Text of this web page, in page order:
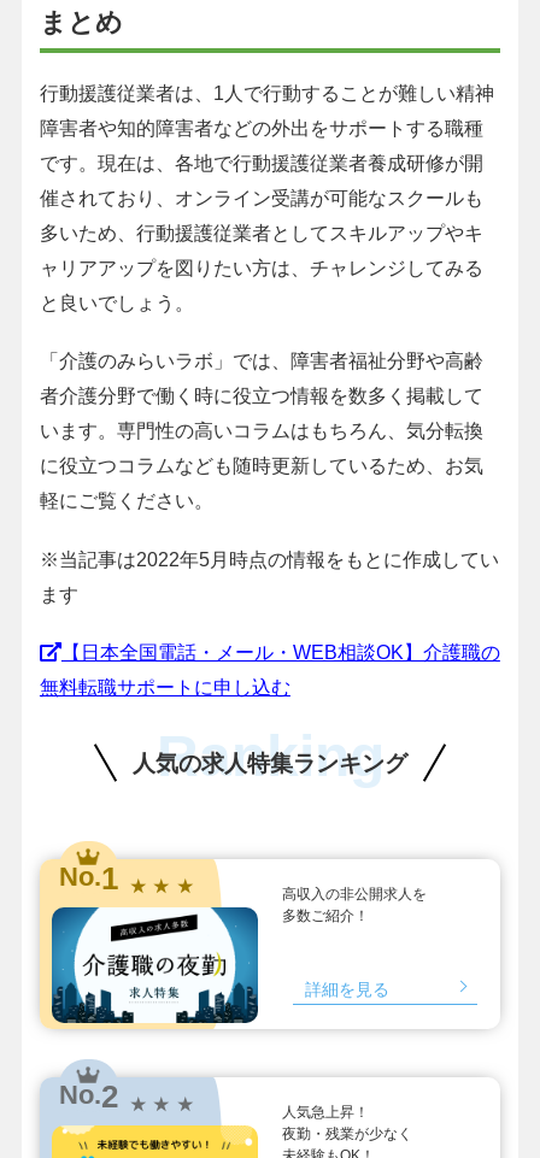
まとめ
行動援護従業者は、1人で行動することが難しい精神
障害者や知的障害者などの外出をサポートする職種
です。現在は、各地で行動援護従業者養成研修が開
催されており、オンライン受講が可能なスクールも
多いため、行動援護従業者としてスキルアップやキ
ャリアアップを図りたい方は、チャレンジしてみる
と良いでしょう。
「介護のみらいラボ」では、障害者福祉分野や高齢
者介護分野で働く時に役立つ情報を数多く掲載して
います。専門性の高いコラムはもちろん、気分転換
に役立つコラムなども随時更新しているため、お気
軽にご覧ください。
※当記事は2022年5月時点の情報をもとに作成してい
ます
【日本全国電話・メール・WEB相談OK】介護職の
無料転職サポートに申し込む
人気の求人特集ランキング
Ranking
No.1 ★ ★ ★
高収入の非公開求人を
多数ご紹介！
詳細を見る
No.2 ★ ★ ★
人気急上昇！
夜勤・残業が少なく